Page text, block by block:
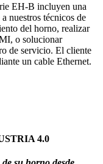
EH-B incluyen una
nuestros técnicos de
del horno, realizar
o solucionar
de servicio. El cliente
un cable Ethernet.
4.0